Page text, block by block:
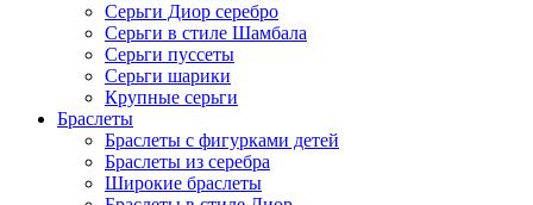
Серьги Диор серебро
Серьги в стиле Шамбала
Серьги пуссеты
Серьги шарики
Крупные серьги
Браслеты
Браслеты с фигурками детей
Браслеты из серебра
Широкие браслеты